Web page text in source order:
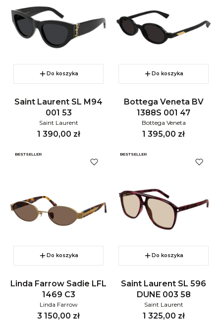
Do koszyka
Saint Laurent SL M94
001 53
Saint Laurent
Cena
1 390,00 zł
Do koszyka
Bottega Veneta BV
1388S 001 47
Bottega Veneta
Cena
1 395,00 zł
BESTSELLER
Do koszyka
Linda Farrow Sadie LFL
1469 C3
Linda Farrow
Cena
3 150,00 zł
BESTSELLER
Do koszyka
Saint Laurent SL 596
DUNE 003 58
Saint Laurent
Cena
1 325,00 zł